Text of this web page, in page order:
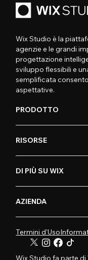
Wix Studio è la
agenzie e le grandi
progettazione
sviluppo flessibili e
semplificata
aspettative.
PRODOTTO
RISORSE
DI PIÙ SU WIX
AZIENDA
Termini d'Uso
Wix Studio fa parte